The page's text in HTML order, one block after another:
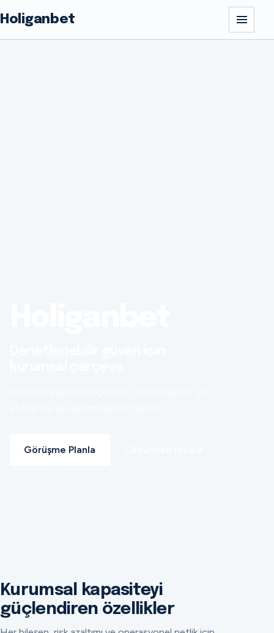
Holiganbet
Görüşme Planla
Kurumsal kapasiteyi
güçlendiren özellikler